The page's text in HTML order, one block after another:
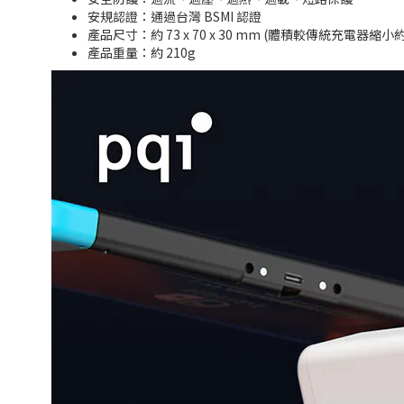
安規認證：通過台灣 BSMI 認證
產品尺寸：約 73 x 70 x 30 mm (體積較傳統充電器縮小
產品重量：約 210g